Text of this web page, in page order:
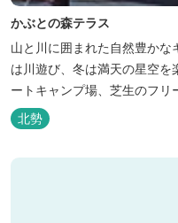
かぶとの森テラス
山と川に囲まれた自然豊か
は川遊び、冬は満天の星空を楽しむ事
ートキャンプ場、芝生のフリ
類のキャンプ場があり、豊か
しむ事ができます。 テント泊が苦手な方や、小さなお子様連れの方
はコテージがおススメ。 大
北勢